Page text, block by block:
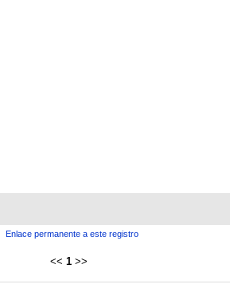
Enlace permanente a este registro
<< 1 >>